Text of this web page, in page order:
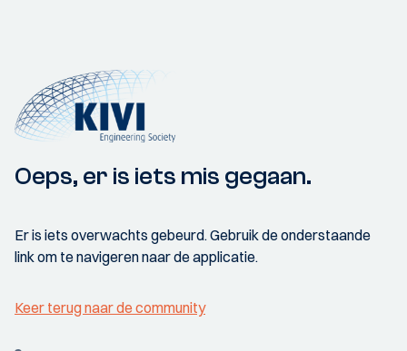
Oeps, er is iets mis gegaan.
Er is iets overwachts gebeurd. Gebruik de onderstaande
link om te navigeren naar de applicatie.
Keer terug naar de community